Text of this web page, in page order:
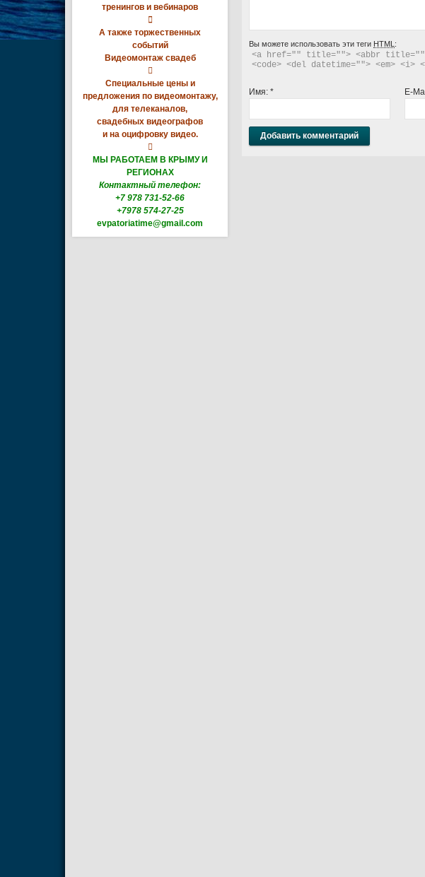
тренингов и вебинаров

А также торжественных
событий
Видеомонтаж свадеб

Специальные цены и
предложения по видеомонтажу,
для телеканалов,
свадебных видеографов
и на оцифровку видео.

МЫ РАБОТАЕМ В КРЫМУ И
РЕГИОНАХ
Контактный телефон:
+7 978 731-52-66
+7978 574-27-25
evpatoriatime@gmail.com
Вы можете использовать эти теги HTML :
<a href="" title=""> <abbr
<code> <del datetime=""> <em>
Имя: * E-